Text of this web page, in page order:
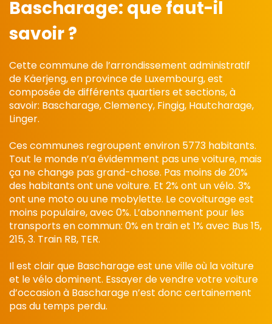
Bascharage: que faut-il
savoir ?
Cette commune de l’arrondissement administratif
de Käerjeng, en province de Luxembourg, est
composée de différents quartiers et sections, à
savoir: Bascharage, Clemency, Fingig, Hautcharage,
Linger.
Ces communes regroupent environ 5773 habitants.
Tout le monde n’a évidemment pas une voiture, mais
ça ne change pas grand-chose. Pas moins de 20%
des habitants ont une voiture. Et 2% ont un vélo. 3%
ont une moto ou une mobylette. Le covoiturage est
moins populaire, avec 0%. L’abonnement pour les
transports en commun: 0% en train et 1% avec Bus 15,
215, 3. Train RB, TER.
Il est clair que Bascharage est une ville où la voiture
et le vélo dominent. Essayer de vendre votre voiture
d’occasion à Bascharage n’est donc certainement
pas du temps perdu.